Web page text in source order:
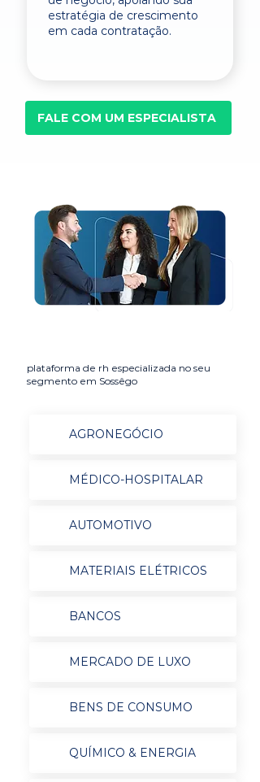
estratégia de crescimento
em cada contratação.
FALE COM UM ESPECIALISTA
plataforma de rh especializada no seu
segmento em Sossêgo
AGRONEGÓCIO
MÉDICO-HOSPITALAR
AUTOMOTIVO
MATERIAIS ELÉTRICOS
BANCOS
MERCADO DE LUXO
BENS DE CONSUMO
QUÍMICO & ENERGIA